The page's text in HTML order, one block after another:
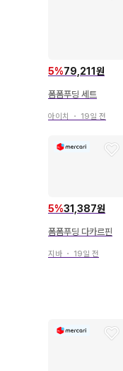
5%79,211원
폼폼푸딩 세트
아이치 ・ 19일 전
5%31,387원
폼폼푸딩 다카르핀
지바 ・ 19일 전